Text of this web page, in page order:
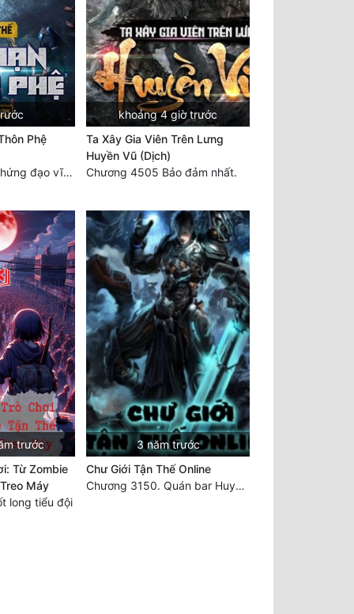
Phệ
Chương 2472 - Chứng đạo vĩnh hằng! (Đại kết cục) (4)
khoảng 4 giờ trước
Ta Xây Gia Viên Trên Lưng
Huyền Vũ (Dịch)
Chương 4505 Bảo đảm nhất.
trước
Từ Zombie
Máy
long tiểu đội
3 năm trước
Chư Giới Tận Thế Online
Chương 3150. Quán bar Huyết Hải. Hết